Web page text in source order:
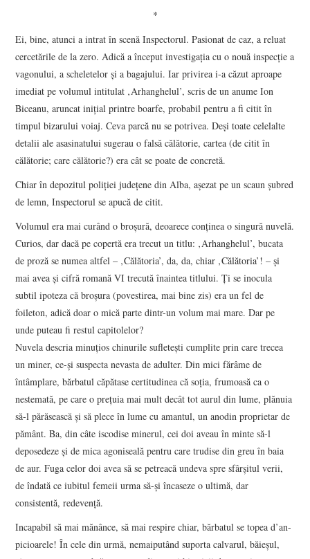
*
Ei, bine, atunci a intrat în scenă Inspectorul. Pasionat de caz, a reluat
cercetările de la zero. Adică a început investigaţia cu o nouă inspecţie a
vagonului, a scheletelor şi a bagajului. Iar privirea i-a căzut aproape
imediat pe volumul intitulat ‚Arhanghelul’, scris de un anume Ion
Biceanu, aruncat iniţial printre boarfe, probabil pentru a fi citit în
timpul bizarului voiaj. Ceva parcă nu se potrivea. Deşi toate celelalte
detalii ale asasinatului sugerau o falsă călătorie, cartea (de citit în
călătorie; care călătorie?) era cât se poate de concretă.
Chiar în depozitul poliţiei judeţene din Alba, aşezat pe un scaun şubred
de lemn, Inspectorul se apucă de citit.
Volumul era mai curând o broşură, deoarece conţinea o singură nuvelă.
Curios, dar dacă pe copertă era trecut un titlu: ‚Arhanghelul’, bucata
de proză se numea altfel – ‚Călătoria’, da, da, chiar ‚Călătoria’! – şi
mai avea şi cifră romană VI trecută înaintea titlului. Ţi se inocula
subtil ipoteza că broşura (povestirea, mai bine zis) era un fel de
foileton, adică doar o mică parte dintr-un volum mai mare. Dar pe
unde puteau fi restul capitolelor?
Nuvela descria minuţios chinurile sufleteşti cumplite prin care trecea
un miner, ce-şi suspecta nevasta de adulter. Din mici fărâme de
întâmplare, bărbatul căpătase certitudinea că soţia, frumoasă ca o
nestemată, pe care o preţuia mai mult decât tot aurul din lume, plănuia
să-l părăsească şi să plece în lume cu amantul, un anodin proprietar de
pământ. Ba, din câte iscodise minerul, cei doi aveau în minte să-l
deposedeze şi de mica agoniseală pentru care trudise din greu în baia
de aur. Fuga celor doi avea să se petreacă undeva spre sfârşitul verii,
de îndată ce iubitul femeii urma să-şi încaseze o ultimă, dar
consistentă, redevenţă.
Incapabil să mai mănânce, să mai respire chiar, bărbatul se topea d’an-
picioarele! În cele din urmă, nemaiputând suporta calvarul, băieşul,